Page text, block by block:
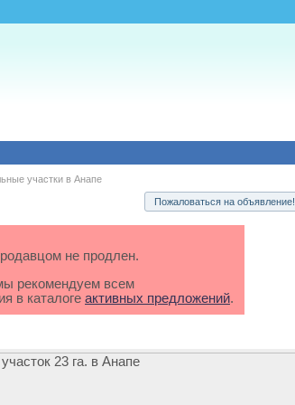
участки в Анапе
Пожаловаться на объявление!
не продлен.
рекомендуем всем
в каталоге активных предложений.